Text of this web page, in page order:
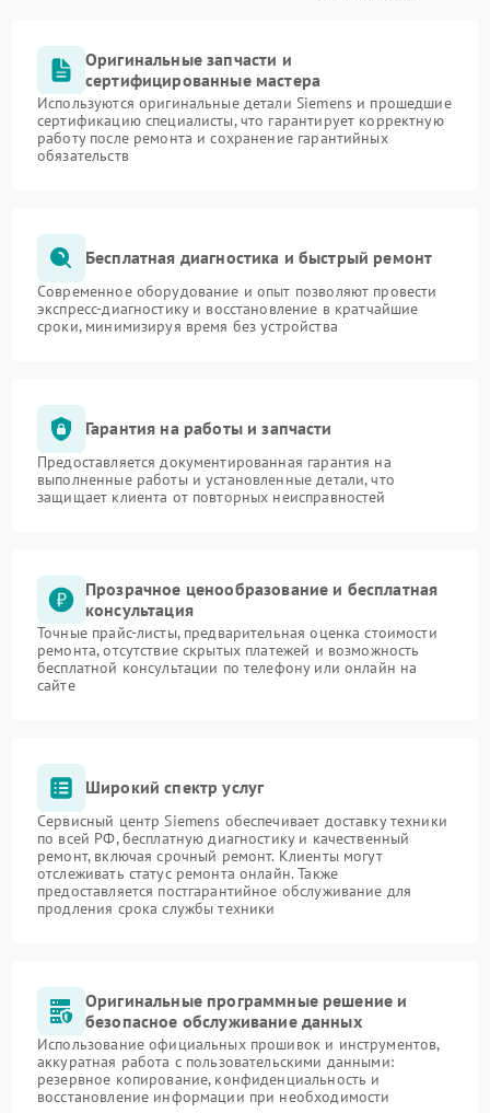
Оригинальные запчасти и
сертифицированные мастера
Используются оригинальные детали Siemens и прошедшие
сертификацию специалисты, что гарантирует корректную
работу после ремонта и сохранение гарантийных
обязательств
Бесплатная диагностика и быстрый ремонт
Современное оборудование и опыт позволяют провести
экспресс-диагностику и восстановление в кратчайшие
сроки, минимизируя время без устройства
Гарантия на работы и запчасти
Предоставляется документированная гарантия на
выполненные работы и установленные детали, что
защищает клиента от повторных неисправностей
Прозрачное ценообразование и бесплатная
консультация
Точные прайс-листы, предварительная оценка стоимости
ремонта, отсутствие скрытых платежей и возможность
бесплатной консультации по телефону или онлайн на
сайте
Широкий спектр услуг
Сервисный центр Siemens обеспечивает доставку техники
по всей РФ, бесплатную диагностику и качественный
ремонт, включая срочный ремонт. Клиенты могут
отслеживать статус ремонта онлайн. Также
предоставляется постгарантийное обслуживание для
продления срока службы техники
Оригинальные программные решение и
безопасное обслуживание данных
Использование официальных прошивок и инструментов,
аккуратная работа с пользовательскими данными:
резервное копирование, конфиденциальность и
восстановление информации при необходимости